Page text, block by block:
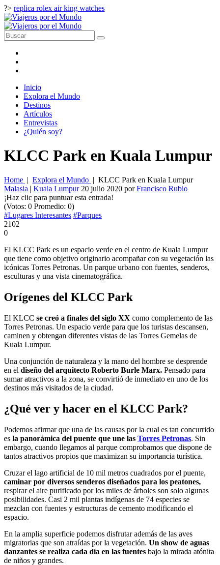
?> replica rolex air king watches
Inicio
Explora el Mundo
Destinos
Artículos
Entrevistas
¿Quién soy?
KLCC Park en Kuala Lumpur
Home | Explora el Mundo | KLCC Park en Kuala Lumpur
Malasia | Kuala Lumpur 20 julio 2020 porFrancisco Rubio
¡Haz clic para puntuar esta entrada!
(Votos: 0 Promedio: 0)
#Lugares Interesantes #Parques
2102
0
El KLCC Park es un espacio verde en el centro de Kuala Lumpur
que tiene como objetivo originario acompañar con su vegetación las
icónicas Torres Petronas. Un parque urbano con fuentes, senderos,
esculturas y una vista cinematográfica.
Orígenes del KLCC Park
El KLCC se creó a finales del siglo XX como complemento de las
Torres Petronas. Un espacio verde para que los turistas descansen,
caminen y obtengan diferentes vistas de las Torres Gemelas de
Kuala Lumpur.
Una conjunción de naturaleza y la mano del hombre se desprende
en el diseño del arquitecto Roberto Burle Marx. Pensado para
sumar atractivos a la zona, se convirtió de inmediato en uno de los
destinos más visitados de la ciudad.
¿Qué ver y hacer en el KLCC Park?
Podemos afirmar que una de las causas por la cual es tan concurrido
es la panorámica del puente que une las Torres Petronas. Sin
embargo, cuando llegamos al parque comprobamos que dispone de
tantos atractivos propios que maximizan su importancia turística.
Cruzar el lago artificial de 10 mil metros cuadrados por el puente,
caminar por diversos senderos diseñados para los peatones,
respirar el aire purificado por los miles de árboles son solo algunas
posibilidades. Casi 2 mil plantas indígenas de 74 especies se
mezclan con fuentes y estructuras de cemento modificando el
espacio.
En la amplia superficie podemos disfrutar además de las aves
migratorias que son atraídas por la vegetación. Un show de aguas
danzantes se realiza cada día en las fuentes bajo la mirada atónita
de niños y grandes.